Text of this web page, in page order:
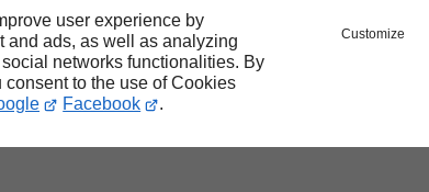
user experience by
and ads, as well as analyzing
networks functionalities. By
to the use of Cookies
Facebook .
Customize
notre site pour réduire notre empreinte
performance, responsabilité et accessibilité.